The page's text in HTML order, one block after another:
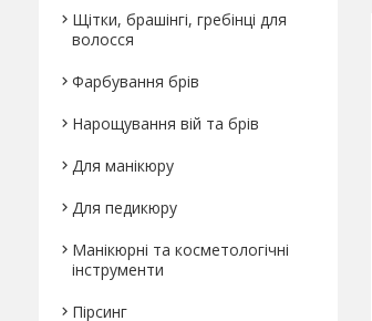
Щітки, брашінгі, гребінці для
волосся
Фарбування брів
Нарощування вій та брів
Для манікюру
Для педикюру
Манікюрні та косметологічні
інструменти
Пірсинг